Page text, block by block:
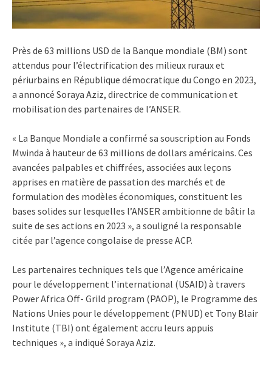
Près de 63 millions USD de la Banque mondiale (BM) sont
attendus pour l’électrification des milieux ruraux et
périurbains en République démocratique du Congo en 2023,
a annoncé Soraya Aziz, directrice de communication et
mobilisation des partenaires de l’ANSER.
« La Banque Mondiale a confirmé sa souscription au Fonds
Mwinda à hauteur de 63 millions de dollars américains. Ces
avancées palpables et chiffrées, associées aux leçons
apprises en matière de passation des marchés et de
formulation des modèles économiques, constituent les
bases solides sur lesquelles l’ANSER ambitionne de bâtir la
suite de ses actions en 2023 », a souligné la responsable
citée par l’agence congolaise de presse ACP.
Les partenaires techniques tels que l’Agence américaine
pour le développement l’international (USAID) à travers
Power Africa Off- Grild program (PAOP), le Programme des
Nations Unies pour le développement (PNUD) et Tony Blair
Institute (TBI) ont également accru leurs appuis
techniques », a indiqué Soraya Aziz.